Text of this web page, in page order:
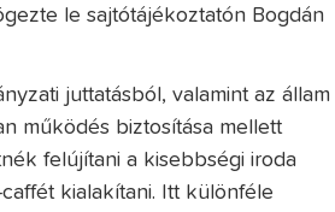
le sajtótájékoztatón Bogdán
juttatásból, valamint az állam
működés biztosítása mellett
felújítani a kisebbségi iroda
kialakítani. Itt különféle